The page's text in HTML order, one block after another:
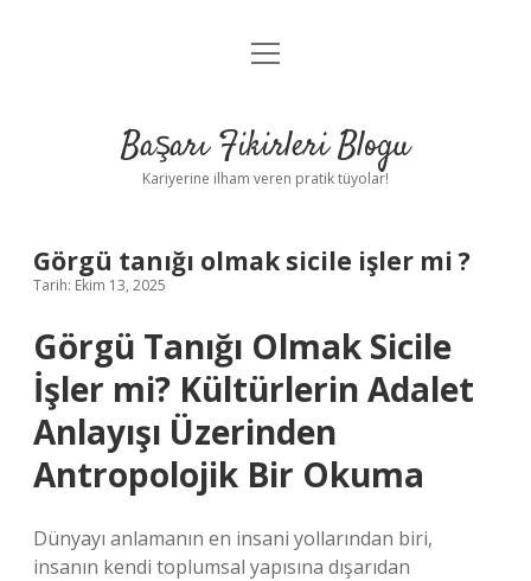
Anasayfa
Yasal Uyarı
menüyü
Başarı Fikirleri Blogu
Kariyerine ilham veren pratik tüyolar!
Görgü tanığı olmak sicile işler mi ?
Tarih: Ekim 13, 2025
Görgü Tanığı Olmak Sicile
İşler mi? Kültürlerin Adalet
Anlayışı Üzerinden
Antropolojik Bir Okuma
Dünyayı anlamanın en insani yollarından biri,
insanın kendi toplumsal yapısına dışarıdan